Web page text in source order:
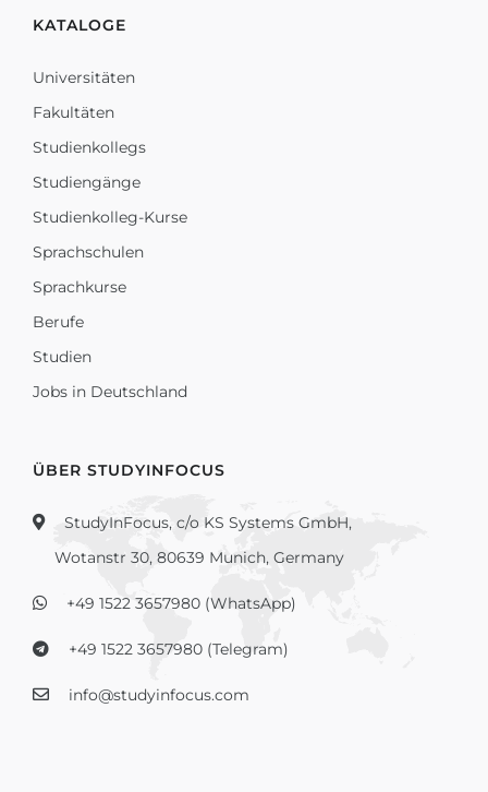
KATALOGE
Universitäten
Fakultäten
Studienkollegs
Studiengänge
Studienkolleg-Kurse
Sprachschulen
Sprachkurse
Berufe
Studien
Jobs in Deutschland
ÜBER STUDYINFOCUS
StudyInFocus, c/o KS Systems GmbH,
Wotanstr 30, 80639 Munich, Germany
+49 1522 3657980 (WhatsApp)
+49 1522 3657980 (Telegram)
info@studyinfocus.com